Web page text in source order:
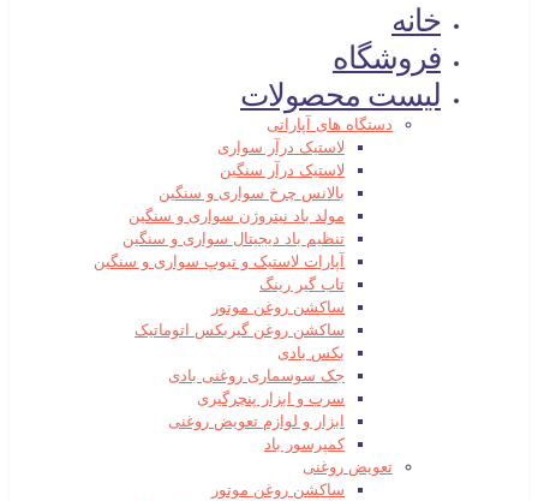
خانه
فروشگاه
لیست محصولات
دستگاه های آپاراتی
لاستیک درآر سواری
لاستیک درآر سنگین
بالانس چرخ سواری و سنگین
مولد باد نیتروژن سواری و سنگین
تنظیم باد دیجیتال سواری و سنگین
آپارات لاستیک و تیوپ سواری و سنگین
تاب گیر رینگ
ساکشن روغن موتور
ساکشن روغن گیربکس اتوماتیک
بکس بادی
جک سوسماری روغنی بادی
سرب و ابزار پنچرگیری
ابزار و لوازم تعویض روغنی
کمپرسور باد
تعویض روغنی
ساکشن روغن موتور